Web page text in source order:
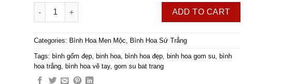
Set Lọ Hoa Dáng Vân Lá Men Trắng Bóng, Decor Cắm Hoa quantity
ADD TO CART
Categories: Bình Hoa Men Mộc, Bình Hoa Sứ Trắng
Tags: bình gốm đẹp, binh hoa, bình hoa đẹp, binh hoa gom su, bình
hoa trắng, bình hoa vẽ tay,gom su bat trang